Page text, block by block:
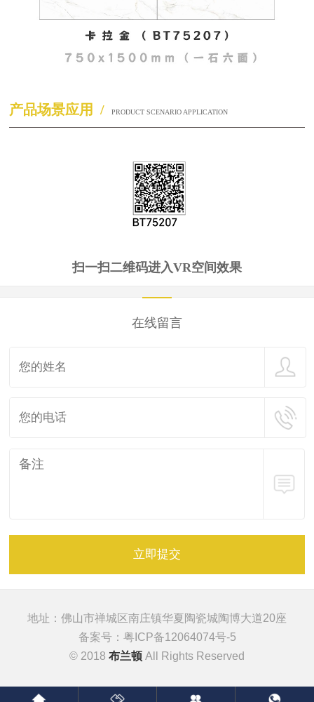
产品场景应用 /PRODUCT SCENARIO APPLICATION
扫一扫二维码进入VR空间效果
在线留言
立即提交
地址：佛山市禅城区南庄镇华夏陶瓷城陶博大道20座
备案号： 粤ICP备12064074号-5
© 2018 布兰顿 All Rights Reserved